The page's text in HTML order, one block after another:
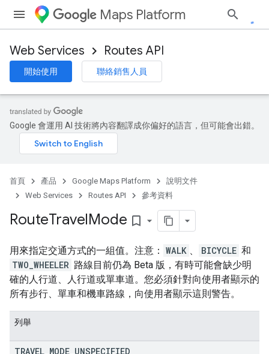
Maps Platform
Web Services Routes API
開始使用 聯絡銷售人員
Google 會運用 AI 技術將內容翻譯成你偏好的語言，但可能會出錯。
首頁 產品 Google Maps Platform
說明文件
Web Services
Routes API 參考資料
RouteTravelMode bookmark_border
用來指定交通方式的一組值。注意： WALK 、 BICYCLE 和
TWO_WHEELER 路線目前仍為 Beta 版，有時可能會缺少明
確的人行道、人行道或單車道。您必須針對向使用者顯示的
所有步行、單車和機車路線，向使用者顯示這則警告。
列舉
TRAVEL MODE UNSPECIFIED